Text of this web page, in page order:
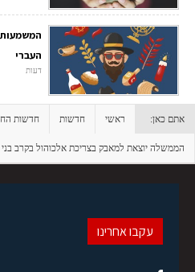
העברי
דעות
אתם כאן: ראשי חדשות חדשות
הממשלה יוצאת למאבק בצריכת אלכוהול בקרב בני
עקבו אחרינו